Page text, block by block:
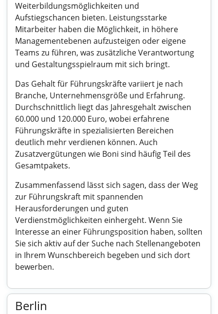
Weiterbildungsmöglichkeiten und
Aufstiegschancen bieten. Leistungsstarke
Mitarbeiter haben die Möglichkeit, in höhere
Managementebenen aufzusteigen oder eigene
Teams zu führen, was zusätzliche Verantwortung
und Gestaltungsspielraum mit sich bringt.
Das Gehalt für Führungskräfte variiert je nach
Branche, Unternehmensgröße und Erfahrung.
Durchschnittlich liegt das Jahresgehalt zwischen
60.000 und 120.000 Euro, wobei erfahrene
Führungskräfte in spezialisierten Bereichen
deutlich mehr verdienen können. Auch
Zusatzvergütungen wie Boni sind häufig Teil des
Gesamtpakets.
Zusammenfassend lässt sich sagen, dass der Weg
zur Führungskraft mit spannenden
Herausforderungen und guten
Verdienstmöglichkeiten einhergeht. Wenn Sie
Interesse an einer Führungsposition haben, sollten
Sie sich aktiv auf der Suche nach Stellenangeboten
in Ihrem Wunschbereich begeben und sich dort
bewerben.
Berlin